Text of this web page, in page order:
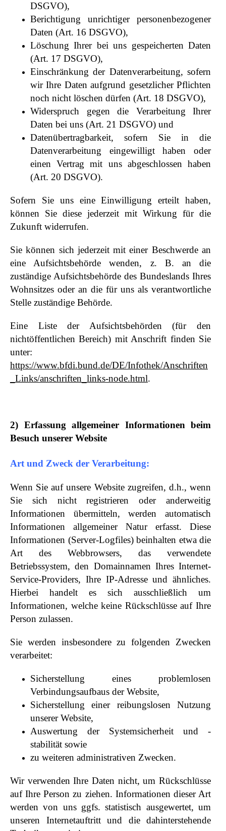
DSGVO),
Berichtigung unrichtiger personenbezogener
Daten (Art. 16 DSGVO),
Löschung Ihrer bei uns gespeicherten Daten
(Art. 17 DSGVO),
Einschränkung der Datenverarbeitung, sofern
wir Ihre Daten aufgrund gesetzlicher Pflichten
noch nicht löschen dürfen (Art. 18 DSGVO),
Widerspruch gegen die Verarbeitung Ihrer
Daten bei uns (Art. 21 DSGVO) und
Datenübertragbarkeit, sofern Sie in die
Datenverarbeitung eingewilligt haben oder
einen Vertrag mit uns abgeschlossen haben
(Art. 20 DSGVO).
Sofern Sie uns eine Einwilligung erteilt haben,
können Sie diese jederzeit mit Wirkung für die
Zukunft widerrufen.
Sie können sich jederzeit mit einer Beschwerde an
eine Aufsichtsbehörde wenden, z. B. an die
zuständige Aufsichtsbehörde des Bundeslands Ihres
Wohnsitzes oder an die für uns als verantwortliche
Stelle zuständige Behörde.
Eine Liste der Aufsichtsbehörden (für den
nichtöffentlichen Bereich) mit Anschrift finden Sie
unter:
https://www.bfdi.bund.de/DE/Infothek/Anschriften
_Links/anschriften_links-node.html.
2) Erfassung allgemeiner Informationen beim
Besuch unserer Website
Art und Zweck der Verarbeitung:
Wenn Sie auf unsere Website zugreifen, d.h., wenn
Sie sich nicht registrieren oder anderweitig
Informationen übermitteln, werden automatisch
Informationen allgemeiner Natur erfasst. Diese
Informationen (Server-Logfiles) beinhalten etwa die
Art des Webbrowsers, das verwendete
Betriebssystem, den Domainnamen Ihres Internet-
Service-Providers, Ihre IP-Adresse und ähnliches.
Hierbei handelt es sich ausschließlich um
Informationen, welche keine Rückschlüsse auf Ihre
Person zulassen.
Sie werden insbesondere zu folgenden Zwecken
verarbeitet:
Sicherstellung eines problemlosen
Verbindungsaufbaus der Website,
Sicherstellung einer reibungslosen Nutzung
unserer Website,
Auswertung der Systemsicherheit und -
stabilität sowie
zu weiteren administrativen Zwecken.
Wir verwenden Ihre Daten nicht, um Rückschlüsse
auf Ihre Person zu ziehen. Informationen dieser Art
werden von uns ggfs. statistisch ausgewertet, um
unseren Internetauftritt und die dahinterstehende